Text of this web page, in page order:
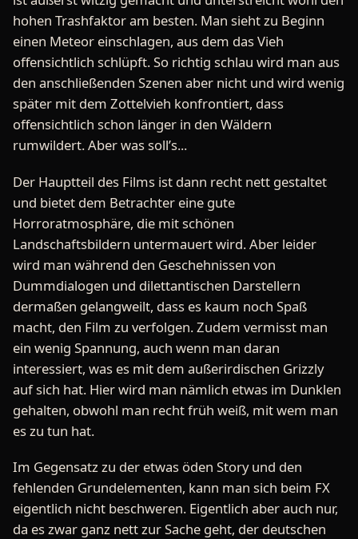
hohen Trashfaktor am besten. Man sieht zu Beginn
einen Meteor einschlagen, aus dem das Vieh
offensichtlich schlüpft. So richtig schlau wird man aus
den anschließenden Szenen aber nicht und wird wenig
später mit dem Zottelvieh konfrontiert, dass
offensichtlich schon länger in den Wäldern
rumwildert. Aber was soll’s...
Der Hauptteil des Films ist dann recht nett gestaltet
und bietet dem Betrachter eine gute
Horroratmosphäre, die mit schönen
Landschaftsbildern untermauert wird. Aber leider
wird man während den Geschehnissen von
Dummdialogen und dilettantischen Darstellern
dermaßen gelangweilt, dass es kaum noch Spaß
macht, den Film zu verfolgen. Zudem vermisst man
ein wenig Spannung, auch wenn man daran
interessiert, was es mit dem außerirdischen Grizzly
auf sich hat. Hier wird man nämlich etwas im Dunklen
gehalten, obwohl man recht früh weiß, mit wem man
es zu tun hat.
Im Gegensatz zu der etwas öden Story und den
fehlenden Grundelementen, kann man sich beim FX
eigentlich nicht beschweren. Eigentlich aber auch nur,
da es zwar ganz nett zur Sache geht, der deutschen